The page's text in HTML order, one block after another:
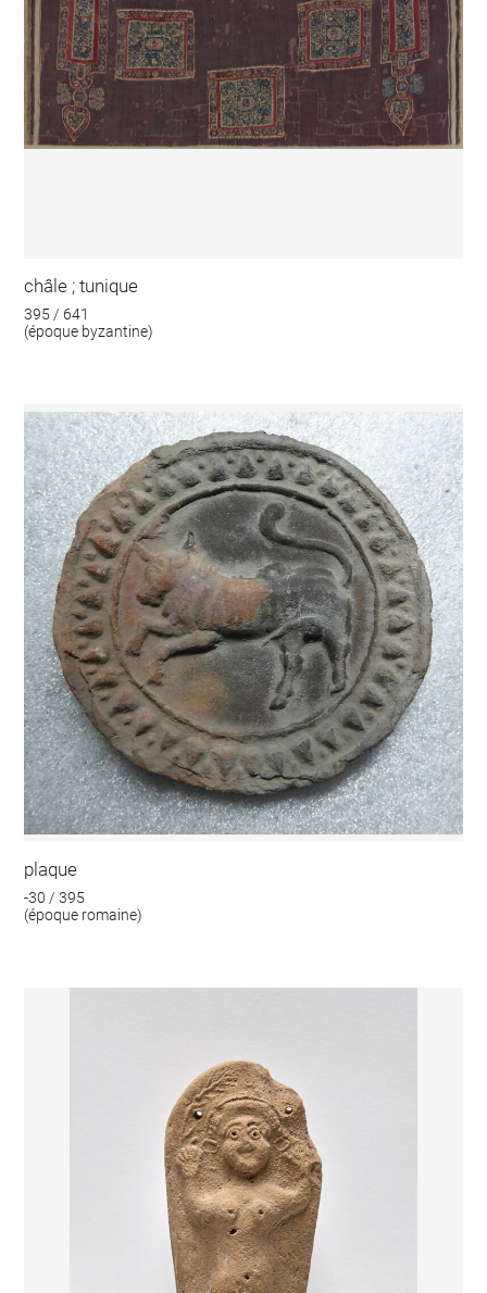
châle ; tunique
395 / 641
(époque byzantine)
plaque
-30 / 395
(époque romaine)